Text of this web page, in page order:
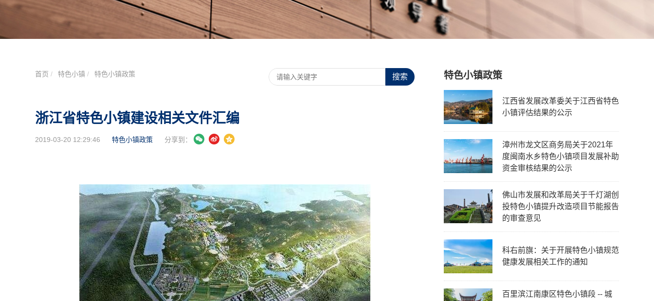
首页 特色小镇 特色小镇政策 搜索
浙江省特色小镇建设相关文件汇编
2019-03-20 12:29:46 特色小镇政策 分享到：
特色小镇政策
江西省发展改革委关于江西省特色
小镇评估结果的公示
漳州市龙文区商务局关于2021年
度闽南水乡特色小镇项目发展补助
资金审核结果的公示
佛山市发展和改革局关于千灯湖创
投特色小镇提升改造项目节能报告
的审查意见
科右前旗：关于开展特色小镇规范
健康发展相关工作的通知
百里滨江南康区特色小镇段 -- 城